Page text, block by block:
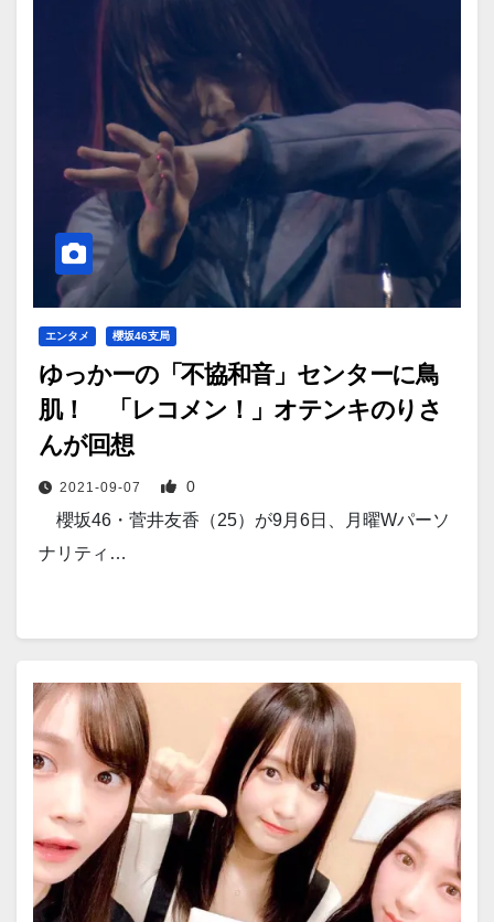
エンタメ 櫻坂46支局
ゆっかーの「不協和音」センターに鳥
肌！ 「レコメン！」オテンキのりさ
んが回想
2021-09-07 0
櫻坂46・菅井友香（25）が9月6日、月曜Wパーソ
ナリティ…